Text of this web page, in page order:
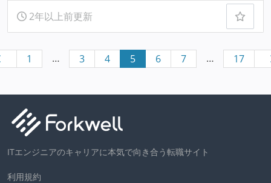
2年以上前更新
1 … 3 4 5 6 7 … 17
ITエンジニアのキャリアに本気で向き合う転職サイト
利用規約